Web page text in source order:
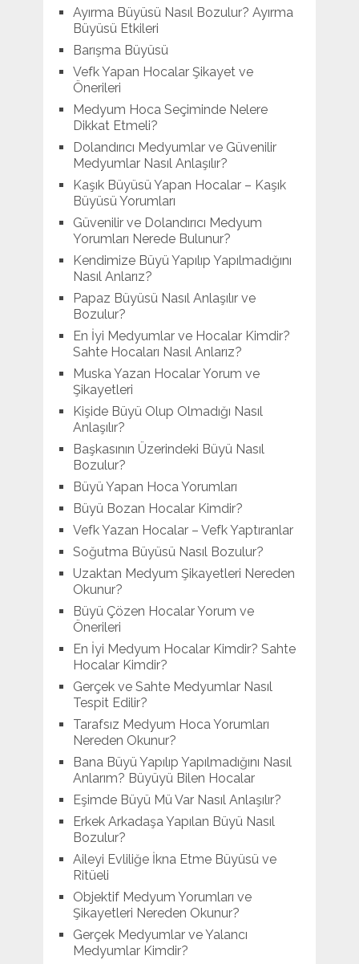
Ayırma Büyüsü Nasıl Bozulur? Ayırma
Büyüsü Etkileri
Barışma Büyüsü
Vefk Yapan Hocalar Şikayet ve
Önerileri
Medyum Hoca Seçiminde Nelere
Dikkat Etmeli?
Dolandırıcı Medyumlar ve Güvenilir
Medyumlar Nasıl Anlaşılır?
Kaşık Büyüsü Yapan Hocalar – Kaşık
Büyüsü Yorumları
Güvenilir ve Dolandırıcı Medyum
Yorumları Nerede Bulunur?
Kendimize Büyü Yapılıp Yapılmadığını
Nasıl Anlarız?
Papaz Büyüsü Nasıl Anlaşılır ve
Bozulur?
En İyi Medyumlar ve Hocalar Kimdir?
Sahte Hocaları Nasıl Anlarız?
Muska Yazan Hocalar Yorum ve
Şikayetleri
Kişide Büyü Olup Olmadığı Nasıl
Anlaşılır?
Başkasının Üzerindeki Büyü Nasıl
Bozulur?
Büyü Yapan Hoca Yorumları
Büyü Bozan Hocalar Kimdir?
Vefk Yazan Hocalar – Vefk Yaptıranlar
Soğutma Büyüsü Nasıl Bozulur?
Uzaktan Medyum Şikayetleri Nereden
Okunur?
Büyü Çözen Hocalar Yorum ve
Önerileri
En İyi Medyum Hocalar Kimdir? Sahte
Hocalar Kimdir?
Gerçek ve Sahte Medyumlar Nasıl
Tespit Edilir?
Tarafsız Medyum Hoca Yorumları
Nereden Okunur?
Bana Büyü Yapılıp Yapılmadığını Nasıl
Anlarım? Büyüyü Bilen Hocalar
Eşimde Büyü Mü Var Nasıl Anlaşılır?
Erkek Arkadaşa Yapılan Büyü Nasıl
Bozulur?
Aileyi Evliliğe İkna Etme Büyüsü ve
Ritüeli
Objektif Medyum Yorumları ve
Şikayetleri Nereden Okunur?
Gerçek Medyumlar ve Yalancı
Medyumlar Kimdir?